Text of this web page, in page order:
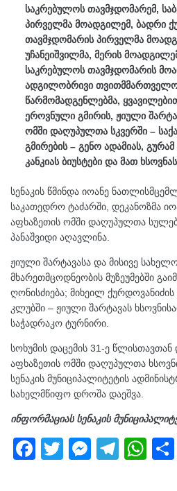
საკრებულოს თავმჯდომარემ,
პირველმა მოადგილემ, ბადრი
თავმჯდომარის პირველმა
უჩანეიშვილმა, მერის
საკრებულოს თავმჯდომარის
ადგილობრივი
წარმომადგენლებმა,
ეროვნული გმირის, ჟიული
ომში დაღუპულთა სკვერში –
გმირების – გენო ადამიას,
კანკიას ბიუსტები და მათ
სენაკის წმინდა იოანე
საკათედრო ტაძარში, დეკანოზმა
აფხაზეთის ომში დაღუპულთა
პანაშვიდი აღავლინა.
ჟიული შარტავასა და მისივე
მხარეთმცოდნეობის მუზეუმებში
ღონისძიება; მიხეილ
კლუბში – ჟიული შარტავას
საჭადრაკო ტურნირი.
სოხუმის დაცემის 31-ე წლისთავთან
აფხაზეთის ომში დაღუპულთა
სენაკის მუნიციპალიტეტის
სახელმწიფო დროშა დაეშვა.
ინფორმაციას სენაკის
F
T
M T
W